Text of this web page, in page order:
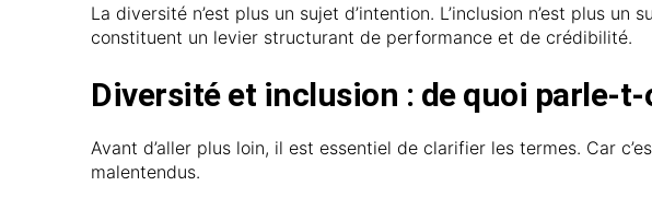
La diversité n’est plus un sujet d’intention. L’inclusion n’est plus un
constituent un levier structurant de performance et de crédibilité.
Diversité et inclusion : de quoi parle-
Avant d’aller plus loin, il est essentiel de clarifier les termes. Car
malentendus.